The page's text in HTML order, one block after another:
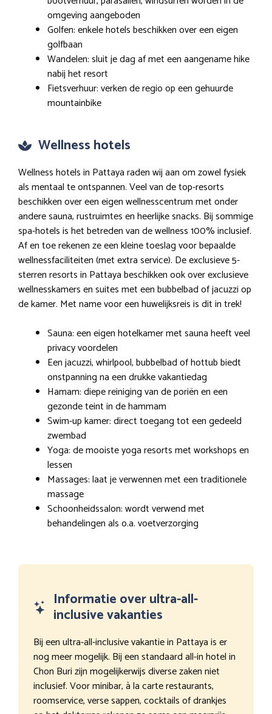
omgeving aangeboden
Golfen: enkele hotels beschikken over een eigen
golfbaan
Wandelen: sluit je dag af met een aangename hike
nabij het resort
Fietsverhuur: verken de regio op een gehuurde
mountainbike
Wellness hotels
Wellness hotels in Pattaya raden wij aan om zowel fysiek
als mentaal te ontspannen. Veel van de top-resorts
beschikken over een eigen wellnesscentrum met onder
andere sauna, rustruimtes en heerlijke snacks. Bij sommige
spa-hotels is het betreden van de wellness 100% inclusief.
Af en toe rekenen ze een kleine toeslag voor bepaalde
wellnessfaciliteiten (met extra service). De exclusieve 5-
sterren resorts in Pattaya beschikken ook over exclusieve
wellnesskamers en suites met een bubbelbad of jacuzzi op
de kamer. Met name voor een huwelijksreis is dit in trek!
Sauna: een eigen hotelkamer met sauna heeft veel
privacy voordelen
Een jacuzzi, whirlpool, bubbelbad of hottub biedt
onstpanning na een drukke vakantiedag
Hamam: diepe reiniging van de poriën en een
gezonde teint in de hammam
Swim-up kamer: direct toegang tot een gedeeld
zwembad
Yoga: de mooiste yoga resorts met workshops en
lessen
Massages: laat je verwennen met een traditionele
massage
Schoonheidssalon: wordt verwend met
behandelingen als o.a. voetverzorging
Informatie over ultra-all-
inclusive vakanties
Bij een ultra-all-inclusive vakantie in Pattaya is er
nog meer mogelijk. Bij een standaard all-in hotel in
Chon Buri zijn mogelijkerwijs diverse zaken niet
inclusief. Voor minibar, à la carte restaurants,
roomservice, verse sappen, cocktails of drankjes